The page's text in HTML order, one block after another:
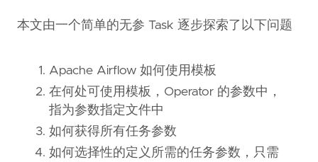
本文由一个简单的无参 Task 逐步探索了以下问题
Apache Airflow 如何使用模板
在何处可使用模板，Operator 的参数中，
指为参数指定文件中
如何获得所有任务参数
如何选择性的定义所需的任务参数，只需